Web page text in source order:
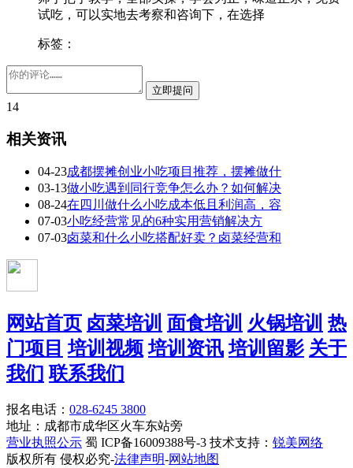
试吃，可以实地去考察和咨询下，在选择
标签：
14
相关资讯
04-23成都摆摊创业小吃项目推荐，摆摊做什
03-13做小吃遇到同行竞争怎么办？如何解决
08-24在四川做什么小吃成本低且利润高，容
07-03小吃经营常见的6种实用营销解决方
07-03卤菜和什么小吃搭配好卖？卤菜经营和
网站首页 卤菜培训 面食培训 火锅培训 热
门项目 培训视频 培训资讯 培训留影 关于
我们 联系我们
报名电话： 028-6245 3800
地址：成都市成华区火车东站旁
营业执照公示 蜀 ICP备16009388号-3 技术支持： 锐美网络
版权所有 侵权必究-法律声明-网站地图